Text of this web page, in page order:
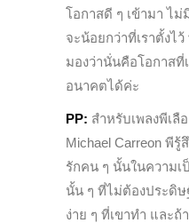
โอกาสดี ๆ เข้ามา ไ
จะน้อยกว่าที่เราตั้งไ
มองว่านั่นคือโอกาสที่
อนาคตได้ค่ะ
PP: สำหรับเพลงพีเลื
Michael Carreon พี
รักคน ๆ นั้นในความเ
นั้น ๆ ที่ไม่ต้องประดิษ
ง่าย ๆ ที่เขาทำ และ